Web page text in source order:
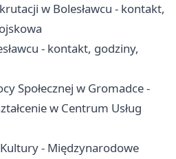
w Bolesławcu - kontakt,
- kontakt, godziny,
Społecznej w Gromadce -
w Centrum Usług
- Międzynarodowe